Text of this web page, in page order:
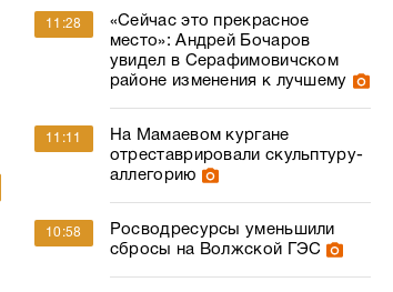
11:28
«Сейчас это прекрасное
место»: Андрей Бочаров
увидел в Серафимовичском
районе изменения к лучшему
11:11
На Мамаевом кургане
отреставрировали скульптуру-
аллегорию
10:58
Росводресурсы уменьшили
сбросы на Волжской ГЭС